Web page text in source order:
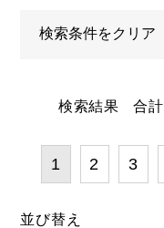
検索条件をクリア
検索結果 合計
1 2 3
並び替え